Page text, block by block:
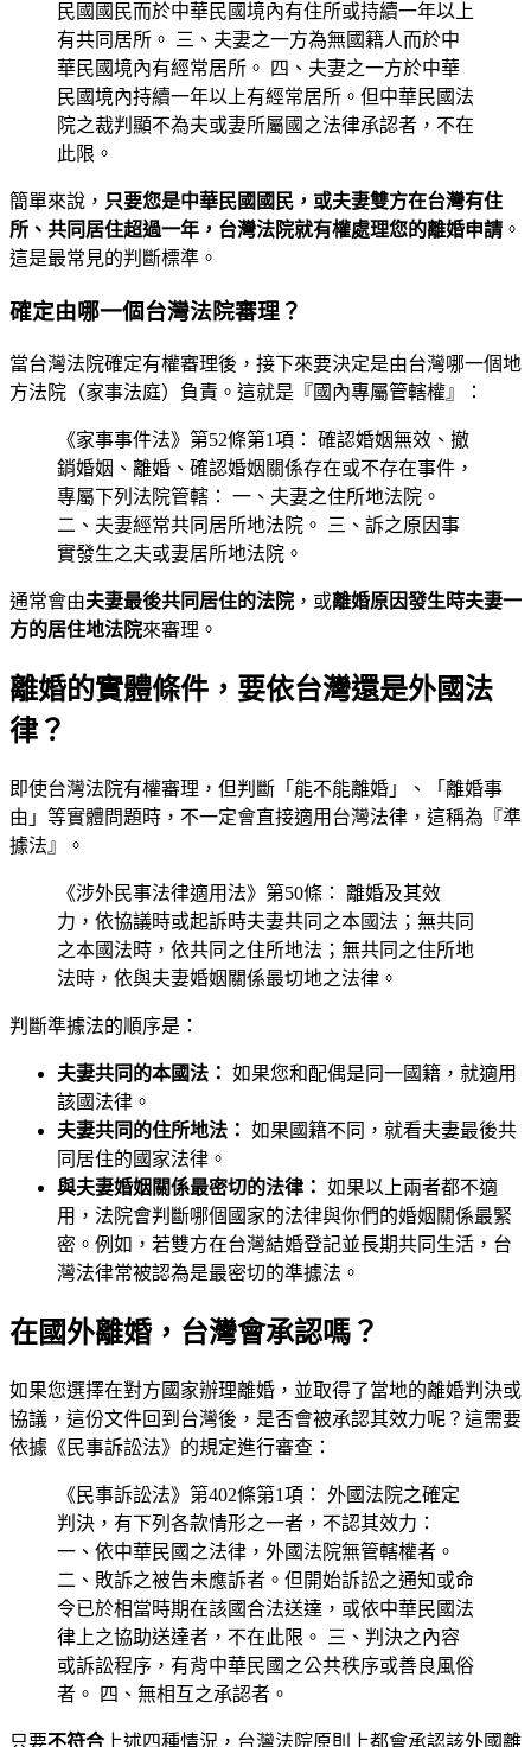
民國國民而於中華民國境內有住所或持續一年以上
有共同居所。 三、夫妻之一方為無國籍人而於中
華民國境內有經常居所。 四、夫妻之一方於中華
民國境內持續一年以上有經常居所。但中華民國法
院之裁判顯不為夫或妻所屬國之法律承認者，不在
此限。
簡單來說， 只要您是中華民國國民，或夫妻雙方在台灣有住
所、共同居住超過一年，台灣法院就有權處理您的離婚申請 。
這是最常見的判斷標準。
確定由哪一個台灣法院審理？
當台灣法院確定有權審理後，接下來要決定是由台灣哪一個地
方法院（家事法庭）負責。這就是『國內專屬管轄權』：
《家事事件法》第52條第1項： 確認婚姻無效、撤
銷婚姻、離婚、確認婚姻關係存在或不存在事件，
專屬下列法院管轄： 一、夫妻之住所地法院。
二、夫妻經常共同居所地法院。 三、訴之原因事
實發生之夫或妻居所地法院。
通常會由夫妻最後共同居住的法院 ，或離婚原因發生時夫妻一
方的居住地法院來審理。
離婚的實體條件，要依台灣還是外國法
律？
即使台灣法院有權審理，但判斷「能不能離婚」、「離婚事
由」等實體問題時，不一定會直接適用台灣法律，這稱為『準
據法』。
《涉外民事法律適用法》第50條： 離婚及其效
力，依協議時或起訴時夫妻共同之本國法；無共同
之本國法時，依共同之住所地法；無共同之住所地
法時，依與夫妻婚姻關係最切地之法律。
判斷準據法的順序是：
夫妻共同的本國法： 如果您和配偶是同一國籍，就適用
該國法律。
夫妻共同的住所地法： 如果國籍不同，就看夫妻最後共
同居住的國家法律。
與夫妻婚姻關係最密切的法律： 如果以上兩者都不適
用，法院會判斷哪個國家的法律與你們的婚姻關係最緊
密。例如，若雙方在台灣結婚登記並長期共同生活，台
灣法律常被認為是最密切的準據法。
在國外離婚，台灣會承認嗎？
如果您選擇在對方國家辦理離婚，並取得了當地的離婚判決或
協議，這份文件回到台灣後，是否會被承認其效力呢？這需要
依據《民事訴訟法》的規定進行審查：
《民事訴訟法》第402條第1項： 外國法院之確定
判決，有下列各款情形之一者，不認其效力：
一、依中華民國之法律，外國法院無管轄權者。
二、敗訴之被告未應訴者。但開始訴訟之通知或命
令已於相當時期在該國合法送達，或依中華民國法
律上之協助送達者，不在此限。 三、判決之內容
或訴訟程序，有背中華民國之公共秩序或善良風俗
者。 四、無相互之承認者。
只要不符合 上述四種情況，台灣法院原則上都會承認該外國離